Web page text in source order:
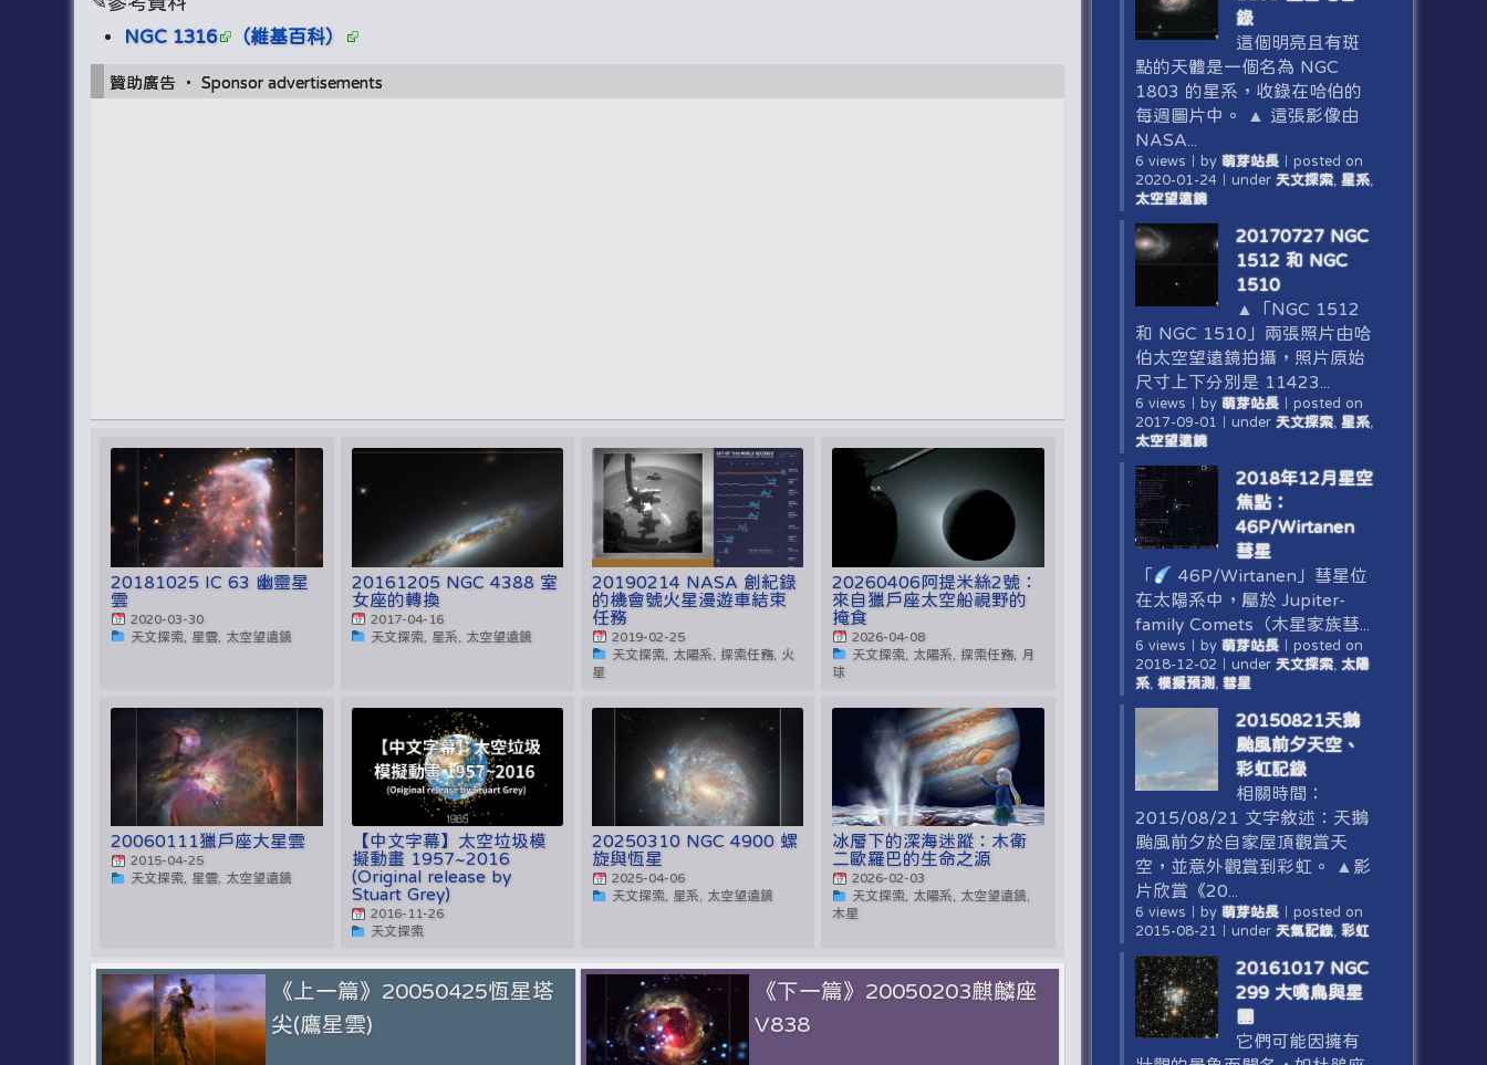
NGC 1316
（維基百科）
贊助廣告 ‧ Sponsor advertisements
20181025 IC 63 幽靈星
雲
2020-03-30
天文探索, 星雲, 太空望遠鏡
20161205 NGC 4388 室
女座的轉換
2017-04-16
天文探索, 星系, 太空望遠鏡
20190214 NASA 創紀錄
的機會號火星漫遊車結束
任務
2019-02-25
天文探索, 太陽系, 探索任務, 火
星
20260406阿提米絲2號：
來自獵戶座太空船視野的
掩食
2026-04-08
天文探索, 太陽系, 探索任務, 月
球
20060111獵戶座大星雲
2015-04-25
天文探索, 星雲, 太空望遠鏡
【中文字幕】太空垃圾模
擬動畫 1957~2016
(Original release by
Stuart Grey)
2016-11-26
天文探索
20250310 NGC 4900 螺
旋與恆星
2025-04-06
天文探索, 星系, 太空望遠鏡
冰層下的深海迷蹤：木衛
二歐羅巴的生命之源
2026-02-03
天文探索, 太陽系, 太空望遠鏡,
木星
《上一篇》20050425恆星塔
尖(鷹星雲)
《下一篇》20050203麒麟座
V838
錄
這個明亮且有斑
點的天體是一個名為 NGC
1803 的星系，收錄在哈伯的
每週圖片中。 ▲ 這張影像由
NASA...
6 views by 萌芽站長｜ posted on
2020-01-24｜ under 天文探索, 星系,
太空望遠鏡
20170727 NGC
1512 和 NGC
1510
▲「NGC 1512
和 NGC 1510」兩張照片由哈
伯太空望遠鏡拍攝，照片原始
尺寸上下分別是 11423...
6 views by 萌芽站長｜ posted on
2017-09-01
under 天文探索, 星系,
太空望遠鏡
2018年12月星空
焦點：
46P/Wirtanen
彗星
「
46P/Wirtanen」彗星位
在太陽系中，屬於 Jupiter-
family Comets（木星家族彗...
6 views by 萌芽站長｜ posted on
2018-12-02
under 天文探索, 太陽
系, 模擬預測 彗星
20150821天鵝
颱風前夕天空、
彩虹記錄
相關時間：
2015/08/21 文字敘述：天鵝
颱風前夕於自家屋頂觀賞天
空，並意外觀賞到彩虹。 ▲影
片欣賞《20...
6 views by 萌芽站長｜ posted on
2015-08-21
under 天氣記錄, 彩虹
20161017 NGC
299 大嘴鳥與星
團
它們可能因擁有